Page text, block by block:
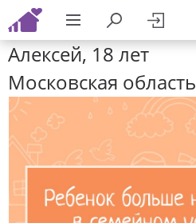
Алексей, 18 лет
Московская область